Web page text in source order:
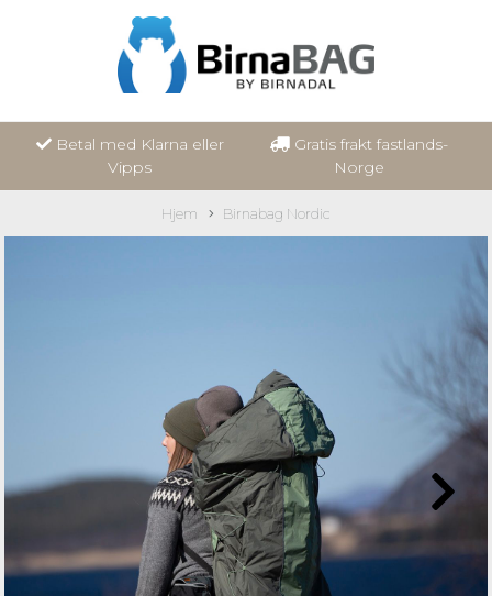
Betal med Klarna eller
Vipps
Gratis frakt fastlands-
Norge
Hjem Birnabag Nordic